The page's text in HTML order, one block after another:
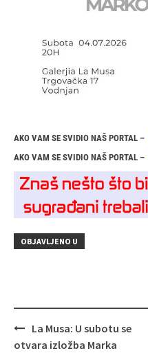
AKO VAM SE SVIDIO NAŠ PORTAL –
AKO VAM SE SVIDIO NAŠ PORTAL –
OBJAVLJENO U
Navigacija
objava
La Musa: U subotu se
otvara izložba Marka